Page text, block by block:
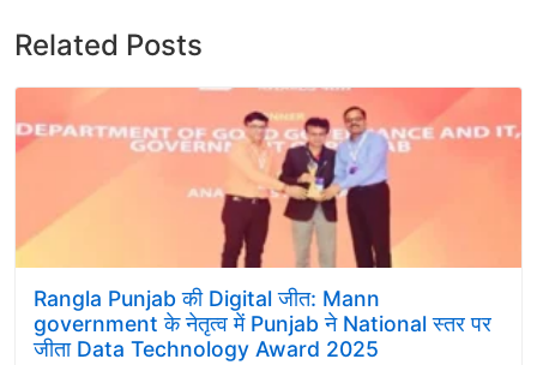
Related Posts
Rangla Punjab की Digital जीत: Mann
government के नेतृत्व में Punjab ने National स्तर पर
जीता Data Technology Award 2025